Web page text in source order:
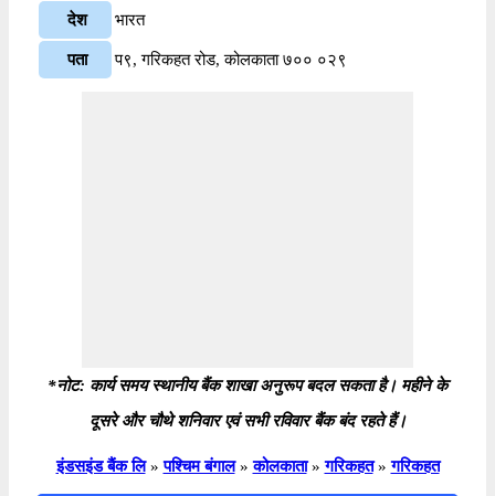
देश भारत
पता प९, गरिकहत रोड, कोलकाता ७०० ०२९
*नोट: कार्य समय स्थानीय बैंक शाखा अनुरूप बदल सकता है। महीने के
दूसरे और चौथे शनिवार एवं सभी रविवार बैंक बंद रहते हैं।
इंडसइंड बैंक लि » पश्चिम बंगाल » कोलकाता » गरिकहत » गरिकहत